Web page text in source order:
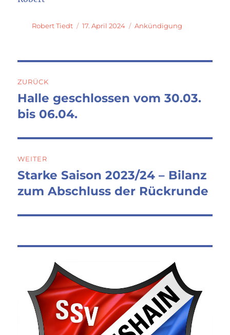
Autor
Robert Tiedt
Veröffentlicht
17. April 2024 Kategorien
Ankündigung
ZURÜCK
Vorheriger
Beitrag:
Halle geschlossen vom 30.03.
bis 06.04.
WEITER
Nächster
Beitrag:
Starke Saison 2023/24 – Bilanz
zum Abschluss der Rückrunde